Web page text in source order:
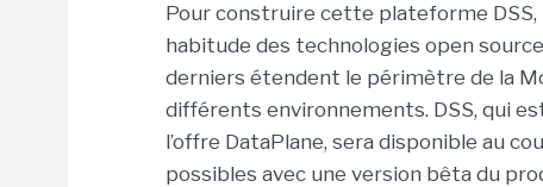
Pour construire cette plateforme
habitude des technologies open
derniers étendent le périmètre de la
différents environnements. DSS, qui
l’offre DataPlane, sera disponible au
possibles avec une version bêta du